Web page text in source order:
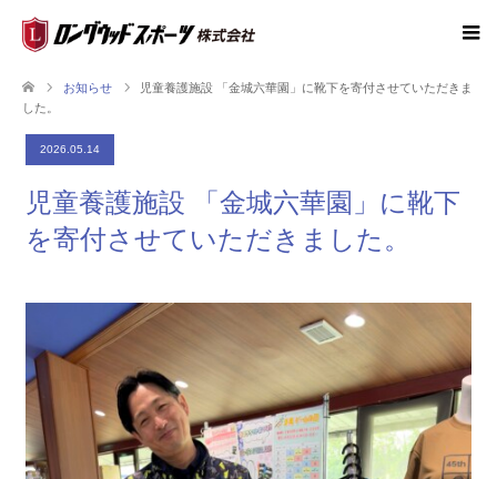
お知らせ
児童養護施設 「金城六華園」に靴下を寄付させていただきま
した。
2026.05.14
児童養護施設 「金城六華園」に靴下
を寄付させていただきました。